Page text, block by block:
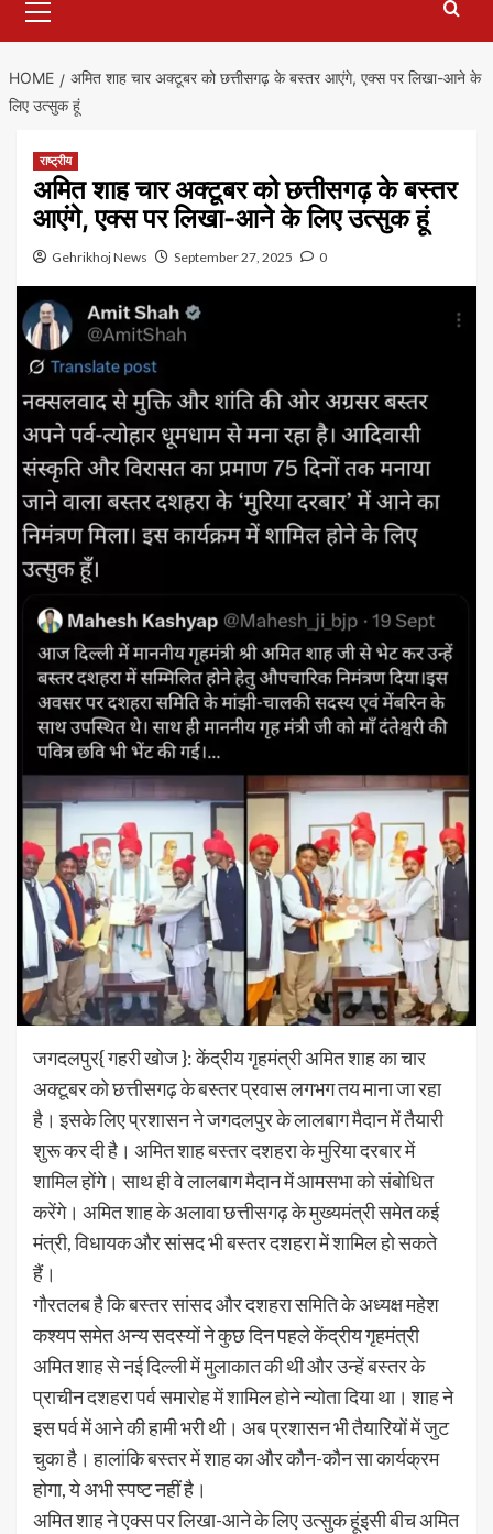
Menu
HOME
अमित शाह चार अक्टूबर को छत्तीसगढ़ के बस्तर आएंगे, एक्स पर लिखा-आने के
लिए उत्सुक हूं
राष्ट्रीय
अमित शाह चार अक्टूबर को छत्तीसगढ़ के बस्तर
आएंगे, एक्स पर लिखा-आने के लिए उत्सुक हूं
Gehrikhoj News September 27, 2025 0
जगदलपुर{ गहरी खोज }: केंद्रीय गृहमंत्री अमित शाह का चार
अक्टूबर को छत्तीसगढ़ के बस्तर प्रवास लगभग तय माना जा रहा
है। इसके लिए प्रशासन ने जगदलपुर के लालबाग मैदान में तैयारी
शुरू कर दी है। अमित शाह बस्तर दशहरा के मुरिया दरबार में
शामिल होंगे। साथ ही वे लालबाग मैदान में आमसभा को संबोधित
करेंगे। अमित शाह के अलावा छत्तीसगढ़ के मुख्यमंत्री समेत कई
मंत्री, विधायक और सांसद भी बस्तर दशहरा में शामिल हो सकते
हैं।
गौरतलब है कि बस्तर सांसद और दशहरा समिति के अध्यक्ष महेश
कश्यप समेत अन्य सदस्यों ने कुछ दिन पहले केंद्रीय गृहमंत्री
अमित शाह से नई दिल्ली में मुलाकात की थी और उन्हें बस्तर के
प्राचीन दशहरा पर्व समारोह में शामिल होने न्योता दिया था। शाह ने
इस पर्व में आने की हामी भरी थी। अब प्रशासन भी तैयारियों में जुट
चुका है। हालांकि बस्तर में शाह का और कौन-कौन सा कार्यक्रम
होगा, ये अभी स्पष्ट नहीं है।
अमित शाह ने एक्स पर लिखा-आने के लिए उत्सुक हूंइसी बीच अमित